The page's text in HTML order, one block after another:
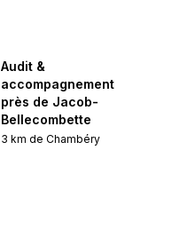
Audit &
accompagnement
près de Jacob-
Bellecombette
3 km de Chambéry